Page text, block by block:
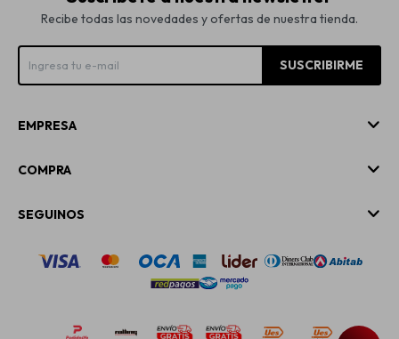
Recibe todas las novedades y ofertas de nuestra tienda.
SUSCRIBIRME
EMPRESA
COMPRA
SEGUINOS